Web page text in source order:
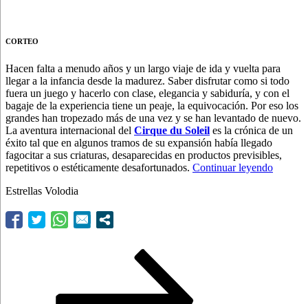
CORTEO
Hacen falta a menudo años y un largo viaje de ida y vuelta para
llegar a la infancia desde la madurez. Saber disfrutar como si todo
fuera un juego y hacerlo con clase, elegancia y sabiduría, y con el
bagaje de la experiencia tiene un peaje, la equivocación. Por eso los
grandes han tropezado más de una vez y se han levantado de nuevo.
La aventura internacional del Cirque du Soleil es la crónica de un
éxito tal que en algunos tramos de su expansión había llegado
fagocitar a sus criaturas, desaparecidas en productos previsibles,
repetitivos o estéticamente desafortunados. Continuar leyendo
Estrellas Volodia
entradas